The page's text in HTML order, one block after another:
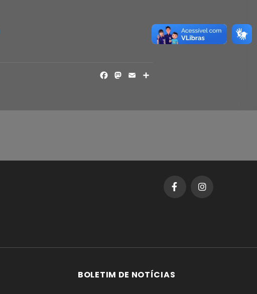
FACEBOOK
MASTODON
EMAIL
BOLETIM DE NOTÍCIAS